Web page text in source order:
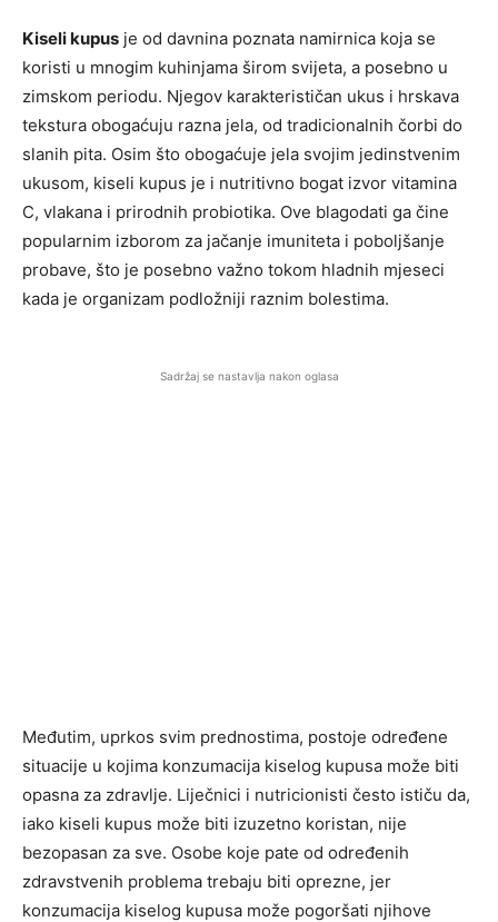
Kiseli kupus je od davnina poznata namirnica koja se
koristi u mnogim kuhinjama širom svijeta, a posebno u
zimskom periodu. Njegov karakterističan ukus i hrskava
tekstura obogaćuju razna jela, od tradicionalnih čorbi do
slanih pita. Osim što obogaćuje jela svojim jedinstvenim
ukusom, kiseli kupus je i nutritivno bogat izvor vitamina
C, vlakana i prirodnih probiotika. Ove blagodati ga čine
popularnim izborom za jačanje imuniteta i poboljšanje
probave, što je posebno važno tokom hladnih mjeseci
kada je organizam podložniji raznim bolestima.
Sadržaj se nastavlja nakon oglasa
Međutim, uprkos svim prednostima, postoje određene
situacije u kojima konzumacija kiselog kupusa može biti
opasna za zdravlje. Liječnici i nutricionisti često ističu da,
iako kiseli kupus može biti izuzetno koristan, nije
bezopasan za sve. Osobe koje pate od određenih
zdravstvenih problema trebaju biti oprezne, jer
konzumacija kiselog kupusa može pogoršati njihove